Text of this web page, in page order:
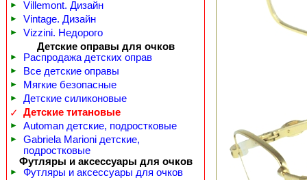
► Villemont. Дизайн
► Vintage. Дизайн
►
Vizzini. Недорого
Детские оправы для очков
► Распродажа детских оправ
► Все детские оправы
► Мягкие безопасные
►
Детские силиконовые
✓
Детские титановые
► Automan детские, подростковые
►
Gabriela Marioni детские,
подростковые
Футляры и аксессуары для очков
►
Футляры и аксессуары для очков